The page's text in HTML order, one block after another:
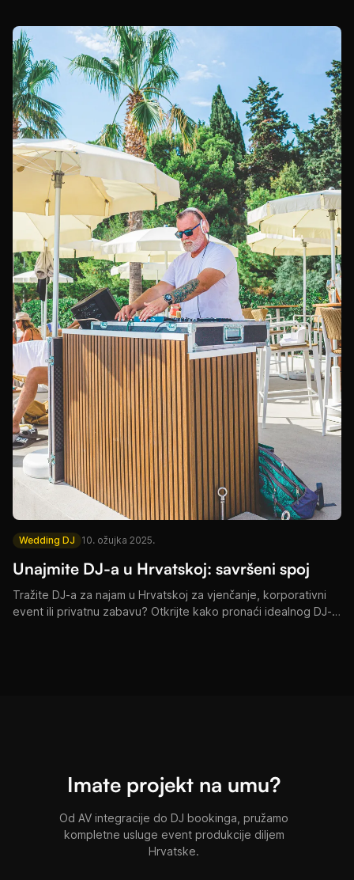
obale.
Wedding DJ 10. ožujka 2025.
Unajmite DJ-a u Hrvatskoj: savršeni spoj
Tražite DJ-a za najam u Hrvatskoj za vjenčanje, korporativni
event ili privatnu zabavu? Otkrijte kako pronaći idealnog DJ-a
Imate projekt na umu?
Od AV integracije do DJ bookinga, pružamo
kompletne usluge event produkcije diljem
Hrvatske.